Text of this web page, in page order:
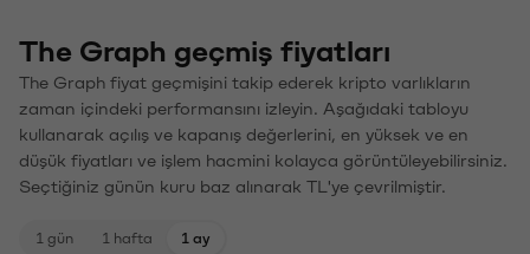
The Graph geçmiş fiyatları
The Graph fiyat geçmişini takip ederek kripto varlıkların
zaman içindeki performansını izleyin. Aşağıdaki tabloyu
kullanarak açılış ve kapanış değerlerini, en yüksek ve en
düşük fiyatları ve işlem hacmini kolayca görüntüleyebilirsiniz.
Seçtiğiniz günün kuru baz alınarak TL'ye çevrilmiştir.
1 gün 1 hafta 1 ay